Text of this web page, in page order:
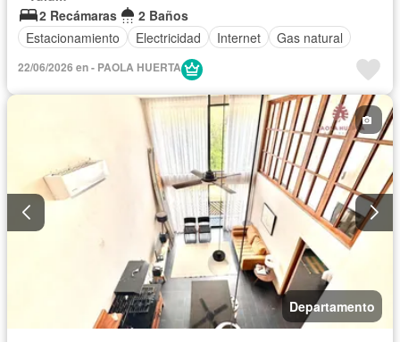
2 Recámaras
2 Baños
Estacionamiento
Electricidad Internet Gas natural
22/06/2026 en - PAOLA HUERTA
Departamento